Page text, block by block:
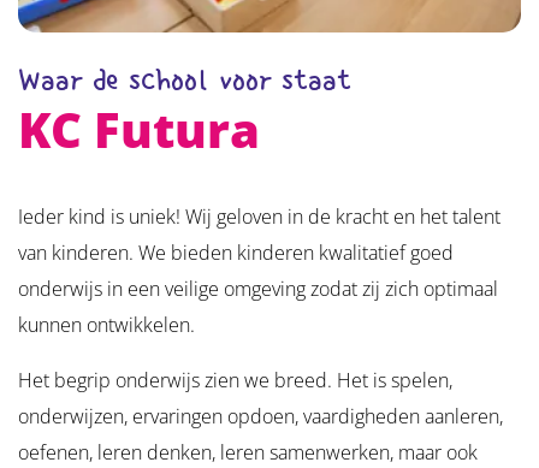
Waar de school voor staat
KC Futura
Ieder kind is uniek! Wij geloven in de kracht en het talent
van kinderen. We bieden kinderen kwalitatief goed
onderwijs in een veilige omgeving zodat zij zich optimaal
kunnen ontwikkelen.
Het begrip onderwijs zien we breed. Het is spelen,
onderwijzen, ervaringen opdoen, vaardigheden aanleren,
oefenen, leren denken, leren samenwerken, maar ook